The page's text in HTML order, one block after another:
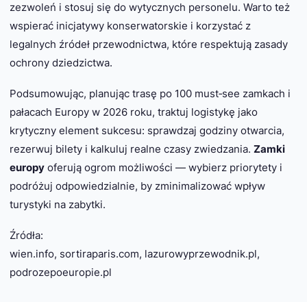
zezwoleń i stosuj się do wytycznych personelu. Warto też
wspierać inicjatywy konserwatorskie i korzystać z
legalnych źródeł przewodnictwa, które respektują zasady
ochrony dziedzictwa.
Podsumowując, planując trasę po 100 must‑see zamkach i
pałacach Europy w 2026 roku, traktuj logistykę jako
krytyczny element sukcesu: sprawdzaj godziny otwarcia,
rezerwuj bilety i kalkuluj realne czasy zwiedzania. Zamki
europy oferują ogrom możliwości — wybierz priorytety i
podróżuj odpowiedzialnie, by zminimalizować wpływ
turystyki na zabytki.
Źródła:
wien.info, sortiraparis.com, lazurowyprzewodnik.pl,
podrozepoeuropie.pl